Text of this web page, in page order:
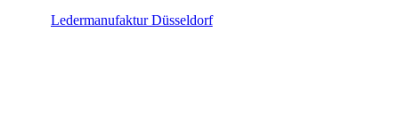
Ledermanufaktur Düsseldorf